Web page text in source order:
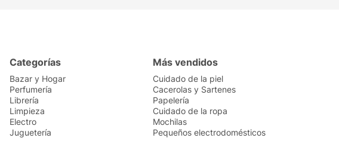
Categorías
Bazar y Hogar
Perfumería
Librería
Limpieza
Electro
Juguetería
Más vendidos
Cuidado de la piel
Cacerolas y Sartenes
Papelería
Cuidado de la ropa
Mochilas
Pequeños electrodomésticos